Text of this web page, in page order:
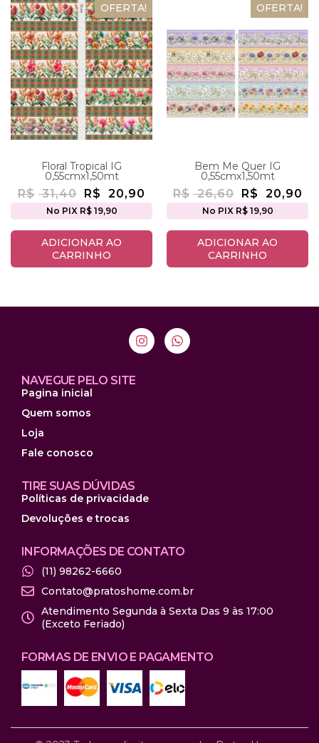
OFERTA!
Floral Tropical IG
0,55cmx1,50mt
R$ 31,40 R$ 20,90
No PIX R$ 19,90
ADICIONAR AO
CARRINHO
OFERTA!
Bem Me Quer IG
0,55cmx1,50mt
R$ 26,60 R$ 20,90
No PIX R$ 19,90
ADICIONAR AO
CARRINHO
NAVEGUE PELO SITE
Pagina inicial
Quem somos
Loja
Fale conosco
TIRE SUAS DÚVIDAS
Políticas de privacidade
Devoluções e trocas
INFORMAÇÕES DE CONTATO
(11) 98262-6660
Contato@pratoshome.com.br
Atendimento Segunda à Sexta Das 9 às 17:00
(Exceto Feriado)
FORMAS DE ENVIO E PAGAMENTO